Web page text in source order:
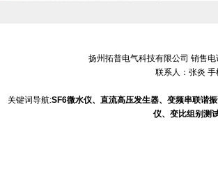
扬州拓普电气科技有限公司 销售
联系人：张炎
关键词导航:SF6微水仪、直流高压发生器、变频串联谐
仪、变比组别测